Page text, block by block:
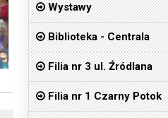
Wystawy
Biblioteka - Centrala
Filia nr 3 ul. Źródlana
Filia nr 1 Czarny Potok